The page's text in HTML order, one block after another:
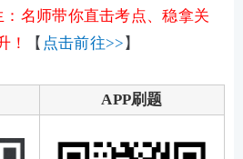
名师带你直击考点、稳拿关
！
【 点击前往>> 】
APP刷题